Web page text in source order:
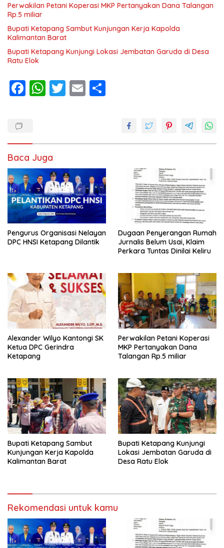
Perwakilan Petani Koperasi MKP Pertanyakan Dana Talangan
Rp.5 miliar
Bupati Ketapang Sambut Kunjungan Kerja Kapolda
Kalimantan Barat
Bupati Ketapang Kunjungi Lokasi Jembatan Garuda di Desa
Ratu Elok
F
ac
o
o
k
W
h
A
p
p
T
w
E
m
Baca Juga
Pengurus Organisasi Nelayan
DPC HNSI Ketapang Dilantik
Dugaan Penyerangan Rumah
Jurnalis Belum Usai, Klaim
Perkara Tuntas Dinilai Keliru
Alexander Wilyo Kantongi SK
Ketua DPC Gerindra
Ketapang
Perwakilan Petani Koperasi
MKP Pertanyakan Dana
Talangan Rp.5 miliar
Bupati Ketapang Sambut
Kunjungan Kerja Kapolda
Kalimantan Barat
Bupati Ketapang Kunjungi
Lokasi Jembatan Garuda di
Desa Ratu Elok
Rekomendasi untuk kamu